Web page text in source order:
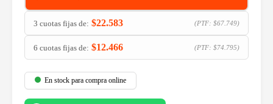
3 cuotas fijas de: $22.583 (PTF: $67.749)
6 cuotas fijas de: $12.466 (PTF: $74.795)
En stock para compra online